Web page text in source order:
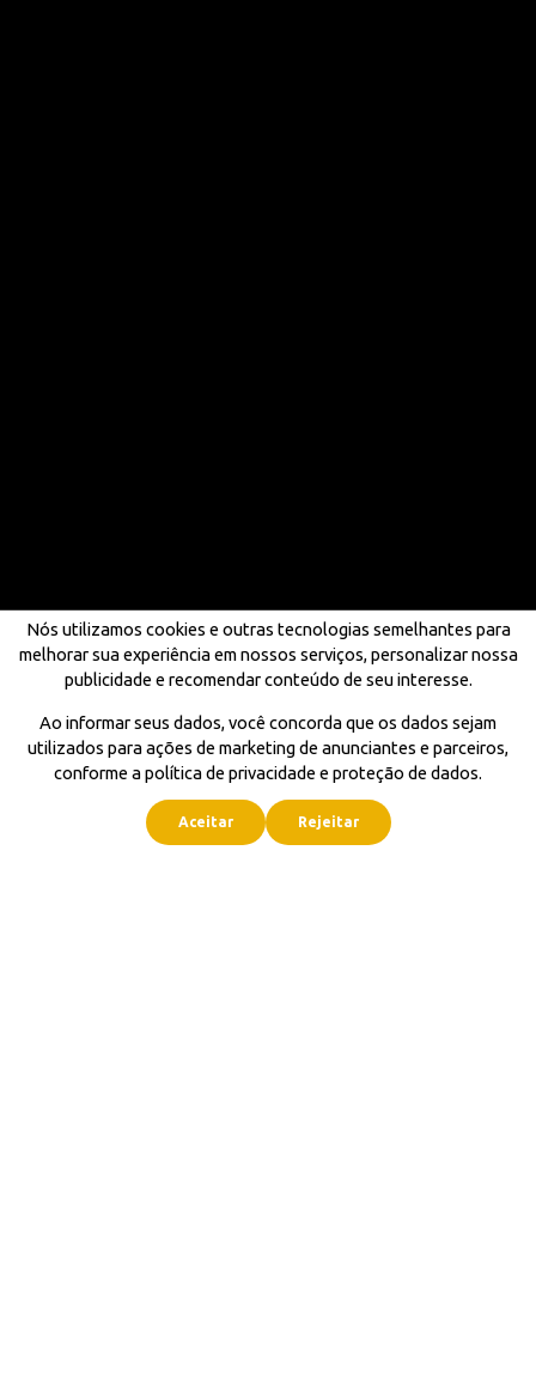
Nós utilizamos cookies e outras tecnologias semelhantes para
melhorar sua experiência em nossos serviços, personalizar nossa
publicidade e recomendar conteúdo de seu interesse.
Ao informar seus dados, você concorda que os dados sejam
utilizados para ações de marketing de anunciantes e parceiros,
conforme a política de privacidade e proteção de dados.
Aceitar Rejeitar